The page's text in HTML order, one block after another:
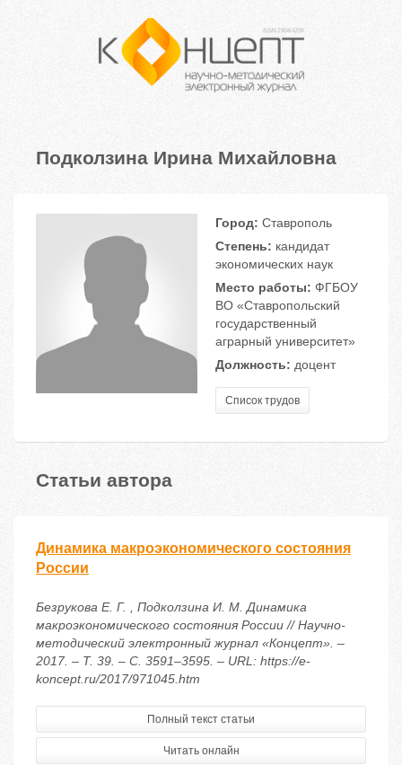
Подколзина Ирина Михайловна
Город: Ставрополь
Степень: кандидат
экономических наук
Место работы: ФГБОУ
ВО «Ставропольский
государственный
аграрный университет»
Должность: доцент
Список трудов
Статьи автора
Динамика макроэкономического состояния
России
Безрукова Е. Г. , Подколзина И. М. Динамика
макроэкономического состояния России // Научно-
методический электронный журнал «Концепт». –
2017. – Т. 39. – С. 3591–3595. – URL: https://e-
koncept.ru/2017/971045.htm
Полный текст статьи
Читать онлайн